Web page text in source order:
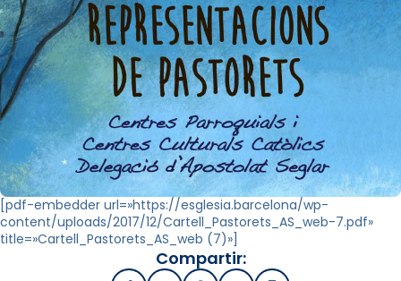
[pdf-embedder url=»https://esglesia.barcelona/wp-
content/uploads/2017/12/Cartell_Pastorets_AS_web-7.pdf»
title=»Cartell_Pastorets_AS_web (7)»]
Compartir: